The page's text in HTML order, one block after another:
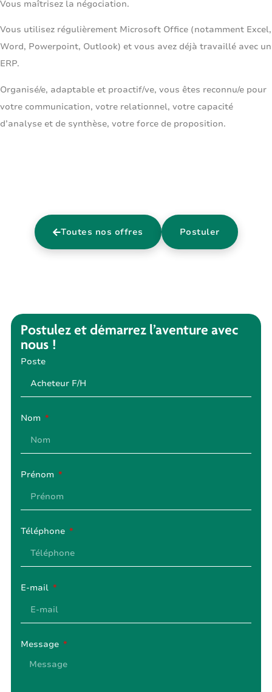
Vous maîtrisez la négociation.
Vous utilisez régulièrement Microsoft Office (notamment Excel,
Word, Powerpoint, Outlook) et vous avez déjà travaillé avec un
ERP.
Organisé/e, adaptable et proactif/ve, vous êtes reconnu/e pour
votre communication, votre relationnel, votre capacité
d’analyse et de synthèse, votre force de proposition.
Toutes nos offres Postuler
Postulez et démarrez l’aventure avec
nous !
Poste
Nom
Prénom
Téléphone
E-mail
Message